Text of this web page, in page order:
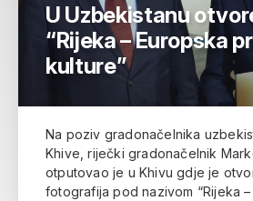
U Uzbekistanu
“Rijeka – Europska
kulture”
Na poziv gradonačelnika
Khive, riječki gradonačelnik
otputovao je u Khivu gdje je
fotografija pod nazivom “Rijeka –